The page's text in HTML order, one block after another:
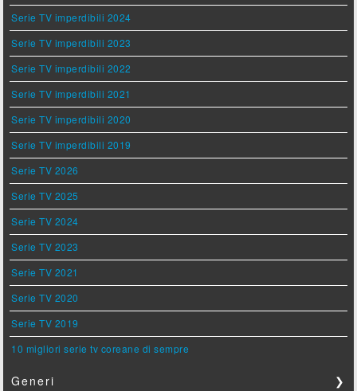
Serie TV imperdibili 2024
Serie TV imperdibili 2023
Serie TV imperdibili 2022
Serie TV imperdibili 2021
Serie TV imperdibili 2020
Serie TV imperdibili 2019
Serie TV 2026
Serie TV 2025
Serie TV 2024
Serie TV 2023
Serie TV 2021
Serie TV 2020
Serie TV 2019
10 migliori serie tv coreane di sempre
Generi ❯